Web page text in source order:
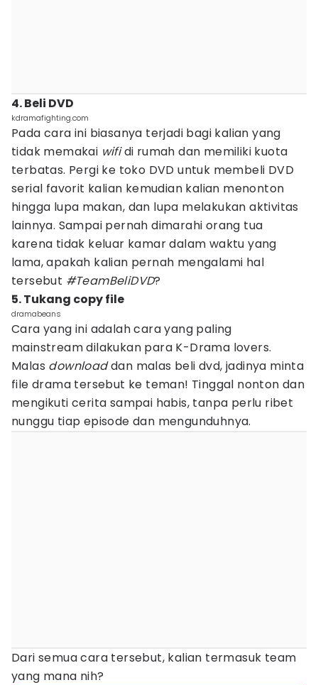
4. Beli DVD
kdramafighting.com
Pada cara ini biasanya terjadi bagi kalian yang
tidak memakai wifidi rumah dan memiliki kuota
terbatas. Pergi ke toko DVD untuk membeli DVD
serial favorit kalian kemudian kalian menonton
hingga lupa makan, dan lupa melakukan aktivitas
lainnya. Sampai pernah dimarahi orang tua
karena tidak keluar kamar dalam waktu yang
lama, apakah kalian pernah mengalami hal
tersebut #TeamBeliDVD?
5. Tukang copy file
dramabeans
Cara yang ini adalah cara yang paling
mainstream dilakukan para K-Drama lovers.
Malas downloaddan malas beli dvd, jadinya minta
file drama tersebut ke teman! Tinggal nonton dan
mengikuti cerita sampai habis, tanpa perlu ribet
nunggu tiap episode dan mengunduhnya.
Dari semua cara tersebut, kalian termasuk team
yang mana nih?